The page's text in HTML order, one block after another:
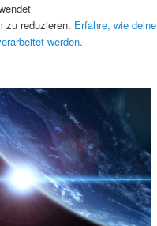
zu reduzieren. Erfahre, wie deine
werden.